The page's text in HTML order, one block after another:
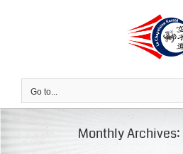
Go to...
Monthly Archives: